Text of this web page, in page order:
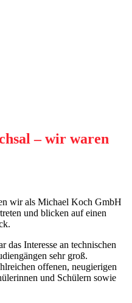
– wir waren
wir als Michael Koch GmbH
und blicken auf einen
das Interesse an technischen
sehr groß.
offenen, neugierigen
und Schülern sowie